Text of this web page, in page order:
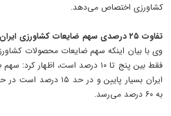
کشاورزی اختصاص می‌دهد.
تفاوت ۲۵ درصدی سهم ضایعات کشاورزی ایران در مقایسه با اروپا
فقط بین پنج تا ۱۰ درصد است،
ایران بسیار پایین و
به ۶۰ درصد می‌رسد.